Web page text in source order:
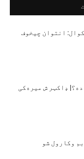
انتوان چیخوف
ډاکټر ش میره‌کی
وکارول شو